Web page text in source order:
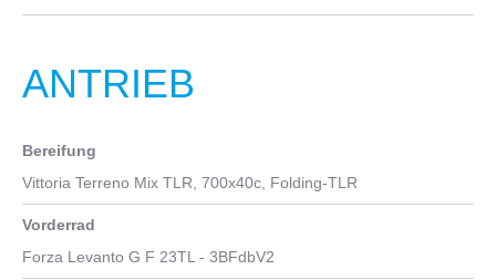
ANTRIEB
Bereifung
Vittoria Terreno Mix TLR, 700x40c, Folding-TLR
Vorderrad
Forza Levanto G F 23TL - 3BFdbV2